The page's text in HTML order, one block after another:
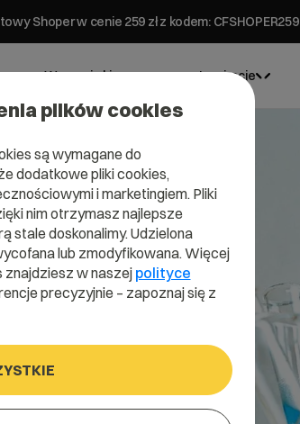
Shoper w cenie 259 zł z kodem: CFSHOPER259
Wsparcie biznesowe Inspiracje
plików cookies
są wymagane do
dodatkowe pliki cookies,
i marketingiem. Pliki
nim otrzymasz najlepsze
stale doskonalimy. Udzielona
lub zmodyfikowana. Więcej
znajdziesz w naszejpolityce
precyzyjnie – zapoznaj się z